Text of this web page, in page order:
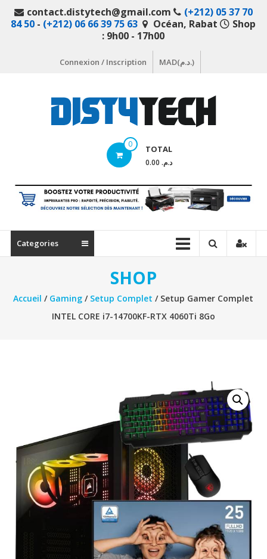
contact.distytech@gmail.com
(+212) 05 37 70
84 50 - (+212) 06 66 39 75 63 Océan, Rabat
Shop
: 9h00 - 17h00
Connexion / Inscription MAD(د.م.)
en
ligne
matériel
informatique
0 TOTAL
د.م. 0.00
Categories
SHOP
Accueil / Gaming / Setup Complet / Setup Gamer Complet
INTEL CORE i7-14700KF-RTX 4060Ti 8Go